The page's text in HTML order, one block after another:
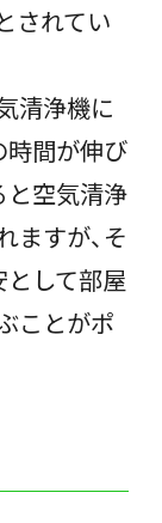
されてい
清浄機に
時間が伸び
と空気清浄
ますが、そ
として部屋
ことがポ